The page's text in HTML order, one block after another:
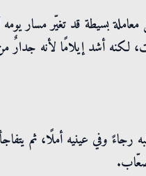
بسيطة قد تغيّر مسار يومه
لكنه أشد إيلامًا لأنه جدارٌ
وفي عينيه أملًا، ثم